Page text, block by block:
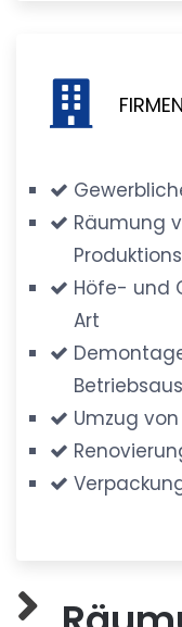
Räumung
Höfe- und
Art
Umzug